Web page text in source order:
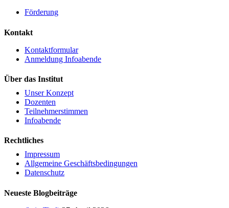
Förderung
Kontakt
Kontaktformular
Anmeldung Infoabende
Über das Institut
Unser Konzept
Dozenten
Teilnehmerstimmen
Infoabende
Rechtliches
Impressum
Allgemeine Geschäftsbedingungen
Datenschutz
Neueste Blogbeiträge